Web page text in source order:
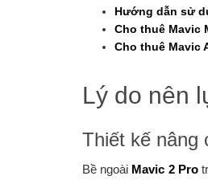
Hướng dẫn sử
Cho thuê Mavic
Cho thuê Mavic
Lý do nên
Thiết kế nâng
Bề ngoài Mavic 2 Pro